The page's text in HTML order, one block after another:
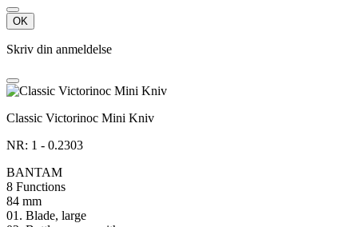
OK
Skriv din anmeldelse
Classic Victorinoc Mini Kniv
NR: 1 - 0.2303
BANTAM
8 Functions
84 mm
01. Blade, large